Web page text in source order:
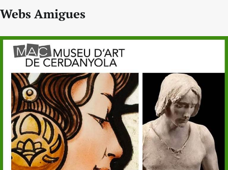
Webs Amigues